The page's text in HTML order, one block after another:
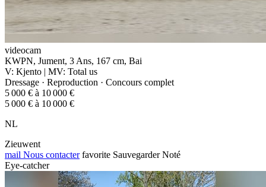
videocam
KWPN, Jument, 3 Ans, 167 cm, Bai
V: Kjento | MV: Total us
Dressage · Reproduction · Concours complet
5 000 € à 10 000 €
5 000 € à 10 000 €
NL
Zieuwent
mail Nous contacter favorite Sauvegarder Noté
Eye-catcher